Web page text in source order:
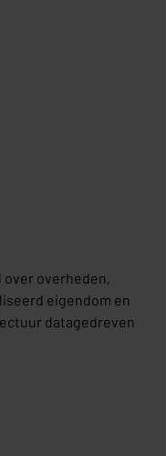
overheden,
eigendom en
datagedreven